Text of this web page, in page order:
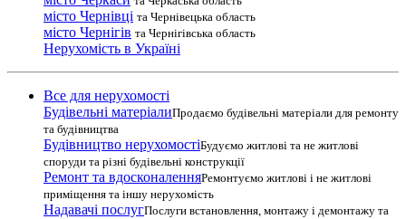
місто Чернівці та Чернівецька область
місто Чернігів та Чернігівська область
Нерухомість в Україні
Все для нерухомості
Будівельні матеріалиПродаємо будівельні матеріали для ремонту
та будівництва
Будівництво нерухомостіБудуємо житлові та не житлові
споруди та різні будівельні конструкції
Ремонт та вдосконаленняРемонтуємо житлові і не житлові
приміщення та іншу нерухомість
Надавачі послугПослуги встановлення, монтажу і демонтажу та